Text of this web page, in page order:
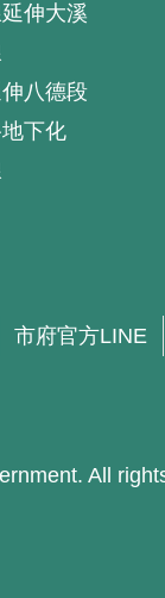
伸大溪
八德段
下化
市府官方LINE
All